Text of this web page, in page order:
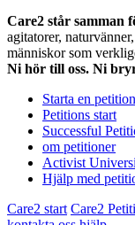
Care2 står samman
agitatorer,
människor som
Ni hör till oss. Ni
Starta en petition
Petitions start
Successful
om petitioner
Activist
Hjälp med
Care2 start Care2